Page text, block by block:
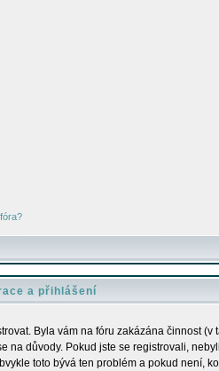
a přihlášení
Byla vám na fóru zakázána činnost (v
na důvody. Pokud jste se registrovali,
toto bývá ten problém a pokud není,